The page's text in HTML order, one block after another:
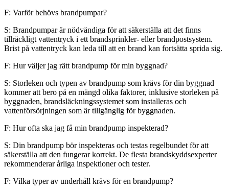
F: Varför behövs brandpumpar?
S: Brandpumpar är nödvändiga för att säkerställa att det finns
tillräckligt vattentryck i ett brandsprinkler- eller brandpostsystem.
Brist på vattentryck kan leda till att en brand kan fortsätta sprida sig.
F: Hur väljer jag rätt brandpump för min byggnad?
S: Storleken och typen av brandpump som krävs för din byggnad
kommer att bero på en mängd olika faktorer, inklusive storleken på
byggnaden, brandsläckningssystemet som installeras och
vattenförsörjningen som är tillgänglig för byggnaden.
F: Hur ofta ska jag få min brandpump inspekterad?
S: Din brandpump bör inspekteras och testas regelbundet för att
säkerställa att den fungerar korrekt. De flesta brandskyddsexperter
rekommenderar årliga inspektioner och tester.
F: Vilka typer av underhåll krävs för en brandpump?